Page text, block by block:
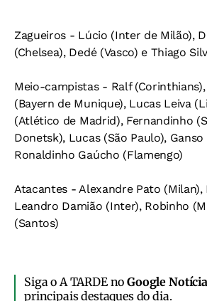
Zagueiros - Lúcio (Inter de Milão),
(Chelsea), Dedé (Vasco) e Thiago
Meio-campistas - Ralf
(Bayern de Munique), Lucas Leiva
(Atlético de Madrid), Fernandinho
Donetsk), Lucas (São Paulo),
Ronaldinho Gaúcho (Flamengo)
Atacantes - Alexandre Pato
Leandro Damião (Inter), Robinho
(Santos)
Siga o A TARDE noGoogle
principais destaques do dia.